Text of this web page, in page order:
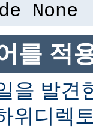
None
를 적
을 발견
위디렉